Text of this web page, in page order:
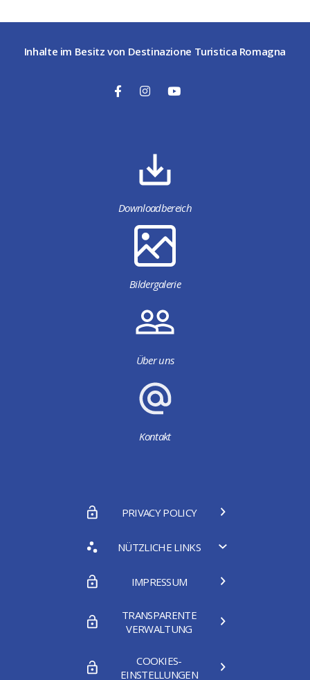
Inhalte im Besitz von Destinazione Turistica Romagna
Downloadbereich
Bildergalerie
Über uns
Kontakt
PRIVACY POLICY
NÜTZLICHE LINKS
IMPRESSUM
TRANSPARENTE
VERWALTUNG
COOKIES-
EINSTELLUNGEN